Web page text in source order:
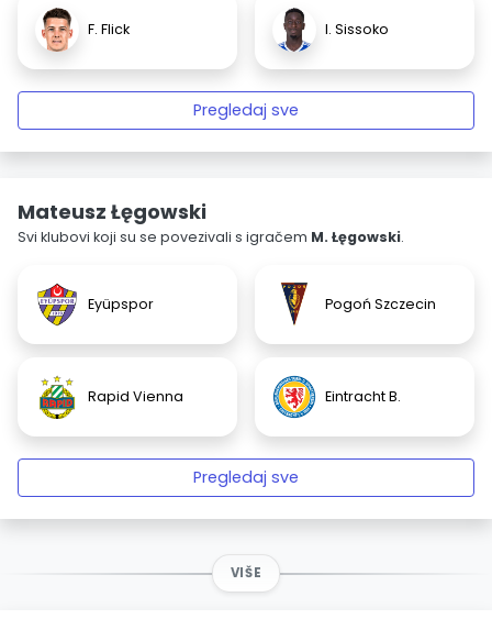
F. Flick I. Sissoko
Pregledaj sve
Mateusz Łęgowski
Svi klubovi koji su se povezivali s igračem M. Łęgowski.
Eyüpspor Pogoń Szczecin
Rapid Vienna Eintracht B.
Pregledaj sve
VIŠE